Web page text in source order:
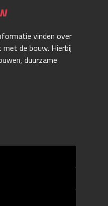
vinden over
de bouw. Hierbij
duurzame